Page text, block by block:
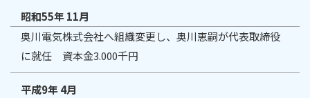
昭和55年 11月
奥川電気株式会社へ組織変更し、奥川恵嗣が代表取締役
に就任 資本金3.000千円
平成9年 4月